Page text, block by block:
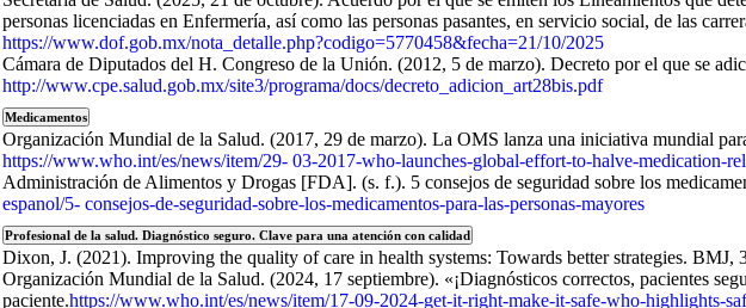
personas licenciadas en Enfermería, así como las personas pasantes, en servicio social, de las
https://www.dof.gob.mx/nota_detalle.php?codigo=5770458&fecha=21/10/2025
Cámara de Diputados del H. Congreso de la Unión. (2012, 5 de marzo). Decreto por el que se
http://www.cpe.salud.gob.mx/site3/programa/docs/decreto_adicion_art28bis.pdf
Medicamentos
Organización Mundial de la Salud. (2017, 29 de marzo). La OMS lanza una iniciativa mundial
https://www.who.int/es/news/item/29- 03-2017-who-launches-global-effort-to-halve-medication-
Administración de Alimentos y Drogas [FDA]. (s. f.). 5 consejos de seguridad sobre los
espanol/5- consejos-de-seguridad-sobre-los-medicamentos-para-las-personas-mayores
Profesional de la salud. Diagnóstico seguro. Clave para una atención con calidad
Dixon, J. (2021). Improving the quality of care in health systems: Towards better strategies. BMJ,
Organización Mundial de la Salud. (2024, 17 septiembre). «¡Diagnósticos correctos, pacientes
paciente.https://www.who.int/es/news/item/17-09-2024-get-it-right-make-it-safe-who-highlights-